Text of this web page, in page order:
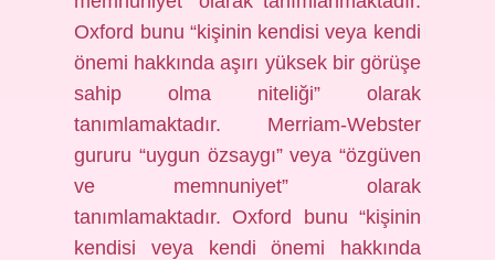
Oxford bunu “kişinin kendisi veya kendi
önemi hakkında aşırı yüksek bir görüşe
sahip olma niteliği” olarak
tanımlamaktadır. Merriam-Webster
gururu “uygun özsaygı” veya “özgüven
ve memnuniyet” olarak
tanımlamaktadır. Oxford bunu “kişinin
kendisi veya kendi önemi hakkında